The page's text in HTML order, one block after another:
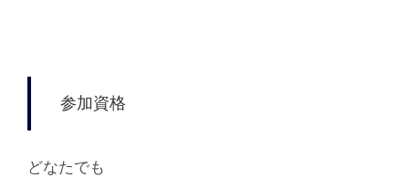
参加資格
どなたでも